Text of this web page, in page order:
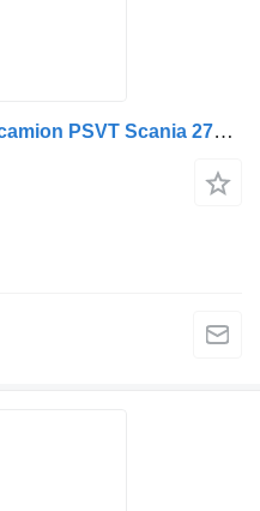
Monitor pentru șofer pentru camion PSVT Scania 27TM70MT-AE